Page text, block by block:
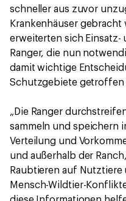
schneller aus zuvor
Krankenhäuser
erweiterten sich
Ranger, die nun
damit wichtige
Schutzgebiete getroffen
„Die Ranger
sammeln und speichern
Verteilung und
und außerhalb der
Raubtieren auf
Mensch-Wildtier-